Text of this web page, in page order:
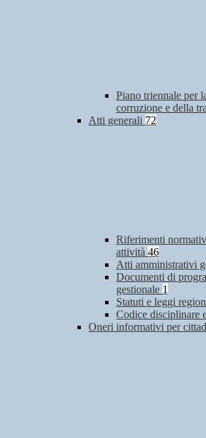
Piano triennale per
corruzione e della
Atti generali 72
Riferimenti
attività 46
Atti amministrativi
Documenti di
gestionale 1
Statuti e leggi
Codice disciplinare
Oneri informativi per